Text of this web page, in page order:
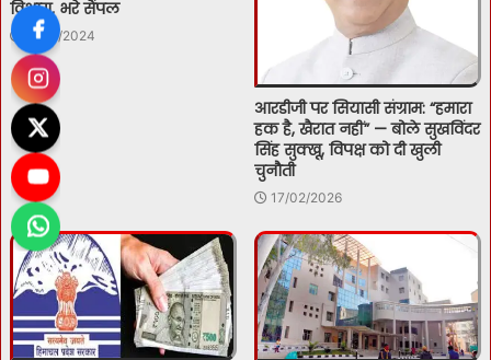
विभाग, भरे सैंपल
18/11/2024
आरडीजी पर सियासी संग्राम: “हमारा
हक है, खैरात नहीं” — बोले सुखविंदर
सिंह सुक्खू, विपक्ष को दी खुली
चुनौती
17/02/2026